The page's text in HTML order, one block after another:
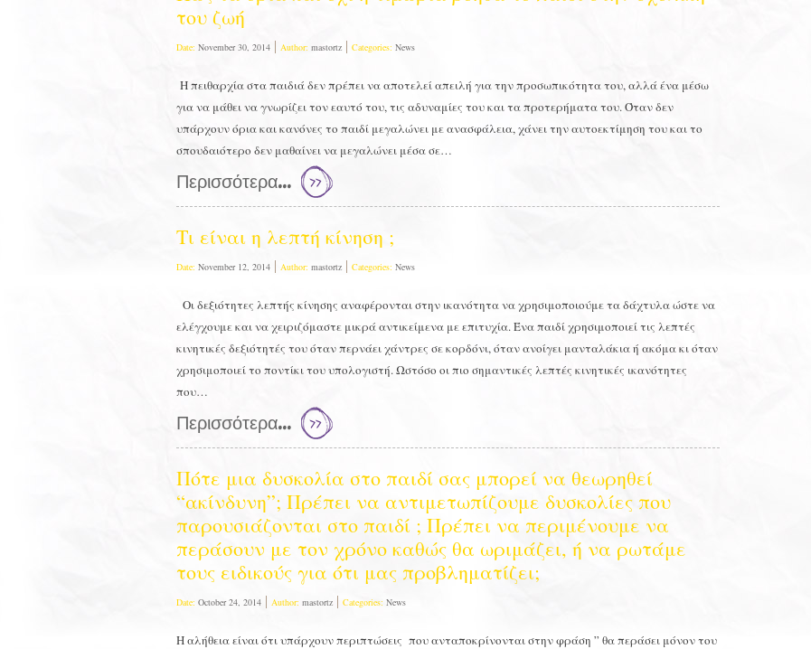
του ζωή
Date: November 30, 2014 Author: mastortz Categories: News
Η πειθαρχία στα παιδιά δεν πρέπει να αποτελεί απειλή για την προσωπικότητα του, αλλά ένα μέσω
για να μάθει να γνωρίζει τον εαυτό του, τις αδυναμίες του και τα προτερήματα του. Όταν δεν
υπάρχουν όρια και κανόνες το παιδί μεγαλώνει με ανασφάλεια, χάνει την αυτοεκτίμηση του και το
σπουδαιότερο δεν μαθαίνει να μεγαλώνει μέσα σε…
Περισσότερα...
Τι είναι η λεπτή κίνηση ;
Date: November 12, 2014 Author: mastortz Categories: News
Οι δεξιότητες λεπτής κίνησης αναφέρονται στην ικανότητα να χρησιμοποιούμε τα δάχτυλα ώστε να
ελέγχουμε και να χειριζόμαστε μικρά αντικείμενα με επιτυχία. Ένα παιδί χρησιμοποιεί τις λεπτές
κινητικές δεξιότητές του όταν περνάει χάντρες σε κορδόνι, όταν ανοίγει μανταλάκια ή ακόμα κι όταν
χρησιμοποιεί το ποντίκι του υπολογιστή. Ωστόσο οι πιο σημαντικές λεπτές κινητικές ικανότητες
που…
Περισσότερα...
Πότε μια δυσκολία στο παιδί σας μπορεί να θεωρηθεί
“ακίνδυνη”; Πρέπει να αντιμετωπίζουμε δυσκολίες που
παρουσιάζονται στο παιδί ; Πρέπει να περιμένουμε να
περάσουν με τον χρόνο καθώς θα ωριμάζει, ή να ρωτάμε
τους ειδικούς για ότι μας προβληματίζει;
Date: October 24, 2014 Author: mastortz Categories: News
Η αλήθεια είναι ότι υπάρχουν περιπτώσεις που ανταποκρίνονται στην φράση ” θα περάσει μόνον του